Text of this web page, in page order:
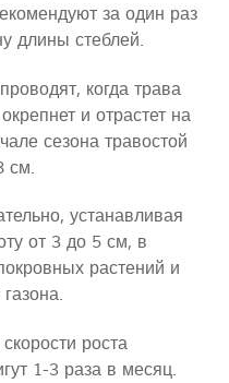
за один раз
длины стеблей.
когда трава
и отрастет на
сезона травостой
см.
устанавливая
от 3 до 5 см, в
растений и
роста
1-3 раза в месяц.